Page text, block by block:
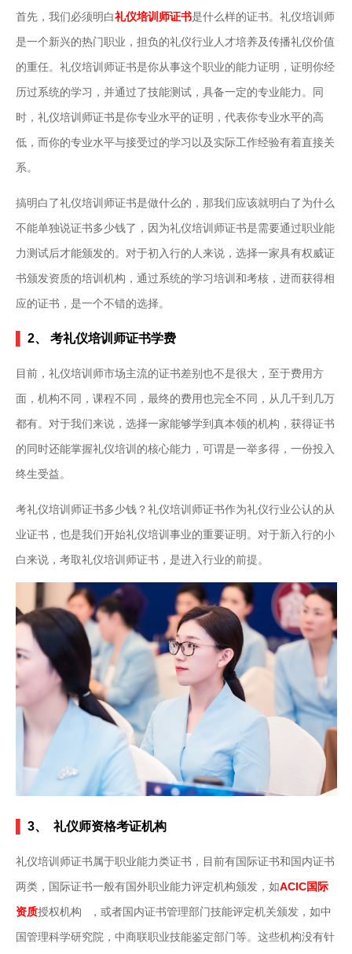
首先，我们必须明白礼仪培训师证书是什么样的证书。礼仪培训师
是一个新兴的热门职业，担负的礼仪行业人才培养及传播礼仪价值
的重任。礼仪培训师证书是你从事这个职业的能力证明，证明你经
历过系统的学习，并通过了技能测试，具备一定的专业能力。同
时，礼仪培训师证书是你专业水平的证明，代表你专业水平的高
低，而你的专业水平与接受过的学习以及实际工作经验有着直接关
系。
搞明白了礼仪培训师证书是做什么的，那我们应该就明白了为什么
不能单独说证书多少钱了，因为礼仪培训师证书是需要通过职业能
力测试后才能颁发的。对于初入行的人来说，选择一家具有权威证
书颁发资质的培训机构，通过系统的学习培训和考核，进而获得相
应的证书，是一个不错的选择。
2、 考礼仪培训师证书学费
目前，礼仪培训师市场主流的证书差别也不是很大，至于费用方
面，机构不同，课程不同，最终的费用也完全不同，从几千到几万
都有。对于我们来说，选择一家能够学到真本领的机构，获得证书
的同时还能掌握礼仪培训的核心能力，可谓是一举多得，一份投入
终生受益。
考礼仪培训师证书多少钱？礼仪培训师证书作为礼仪行业公认的从
业证书，也是我们开始礼仪培训事业的重要证明。对于新入行的小
白来说，考取礼仪培训师证书，是进入行业的前提。
3、 礼仪师资格考证机构
礼仪培训师证书属于职业能力类证书，目前有国际证书和国内证书
两类，国际证书一般有国外职业能力评定机构颁发，如ACIC国际
资质授权机构
，或者国内证书管理部门技能评定机关颁发，如中
国管理科学研究院，中商联职业技能鉴定部门等。这些机构没有针